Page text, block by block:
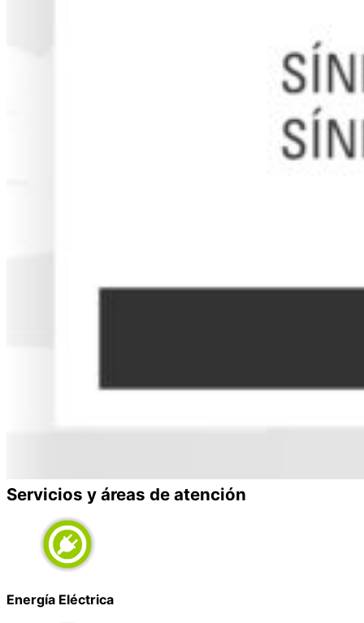
Servicios y áreas de atención
Energía Eléctrica